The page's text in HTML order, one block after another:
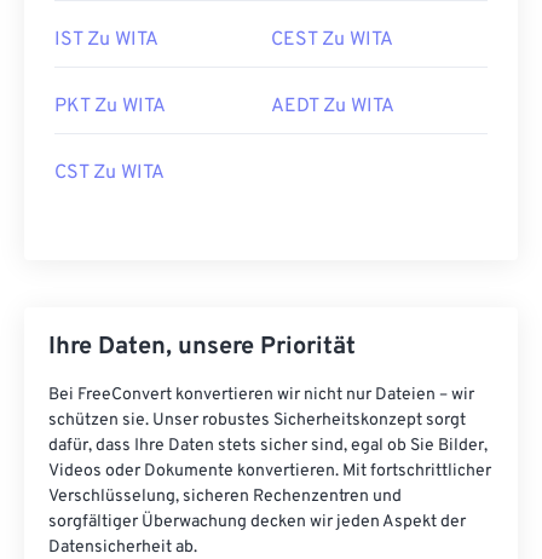
IST Zu WITA CEST Zu WITA
PKT Zu WITA AEDT Zu WITA
CST Zu WITA
Ihre Daten, unsere Priorität
Bei FreeConvert konvertieren wir nicht nur Dateien – wir
schützen sie. Unser robustes Sicherheitskonzept sorgt
dafür, dass Ihre Daten stets sicher sind, egal ob Sie Bilder,
Videos oder Dokumente konvertieren. Mit fortschrittlicher
Verschlüsselung, sicheren Rechenzentren und
sorgfältiger Überwachung decken wir jeden Aspekt der
Datensicherheit ab.